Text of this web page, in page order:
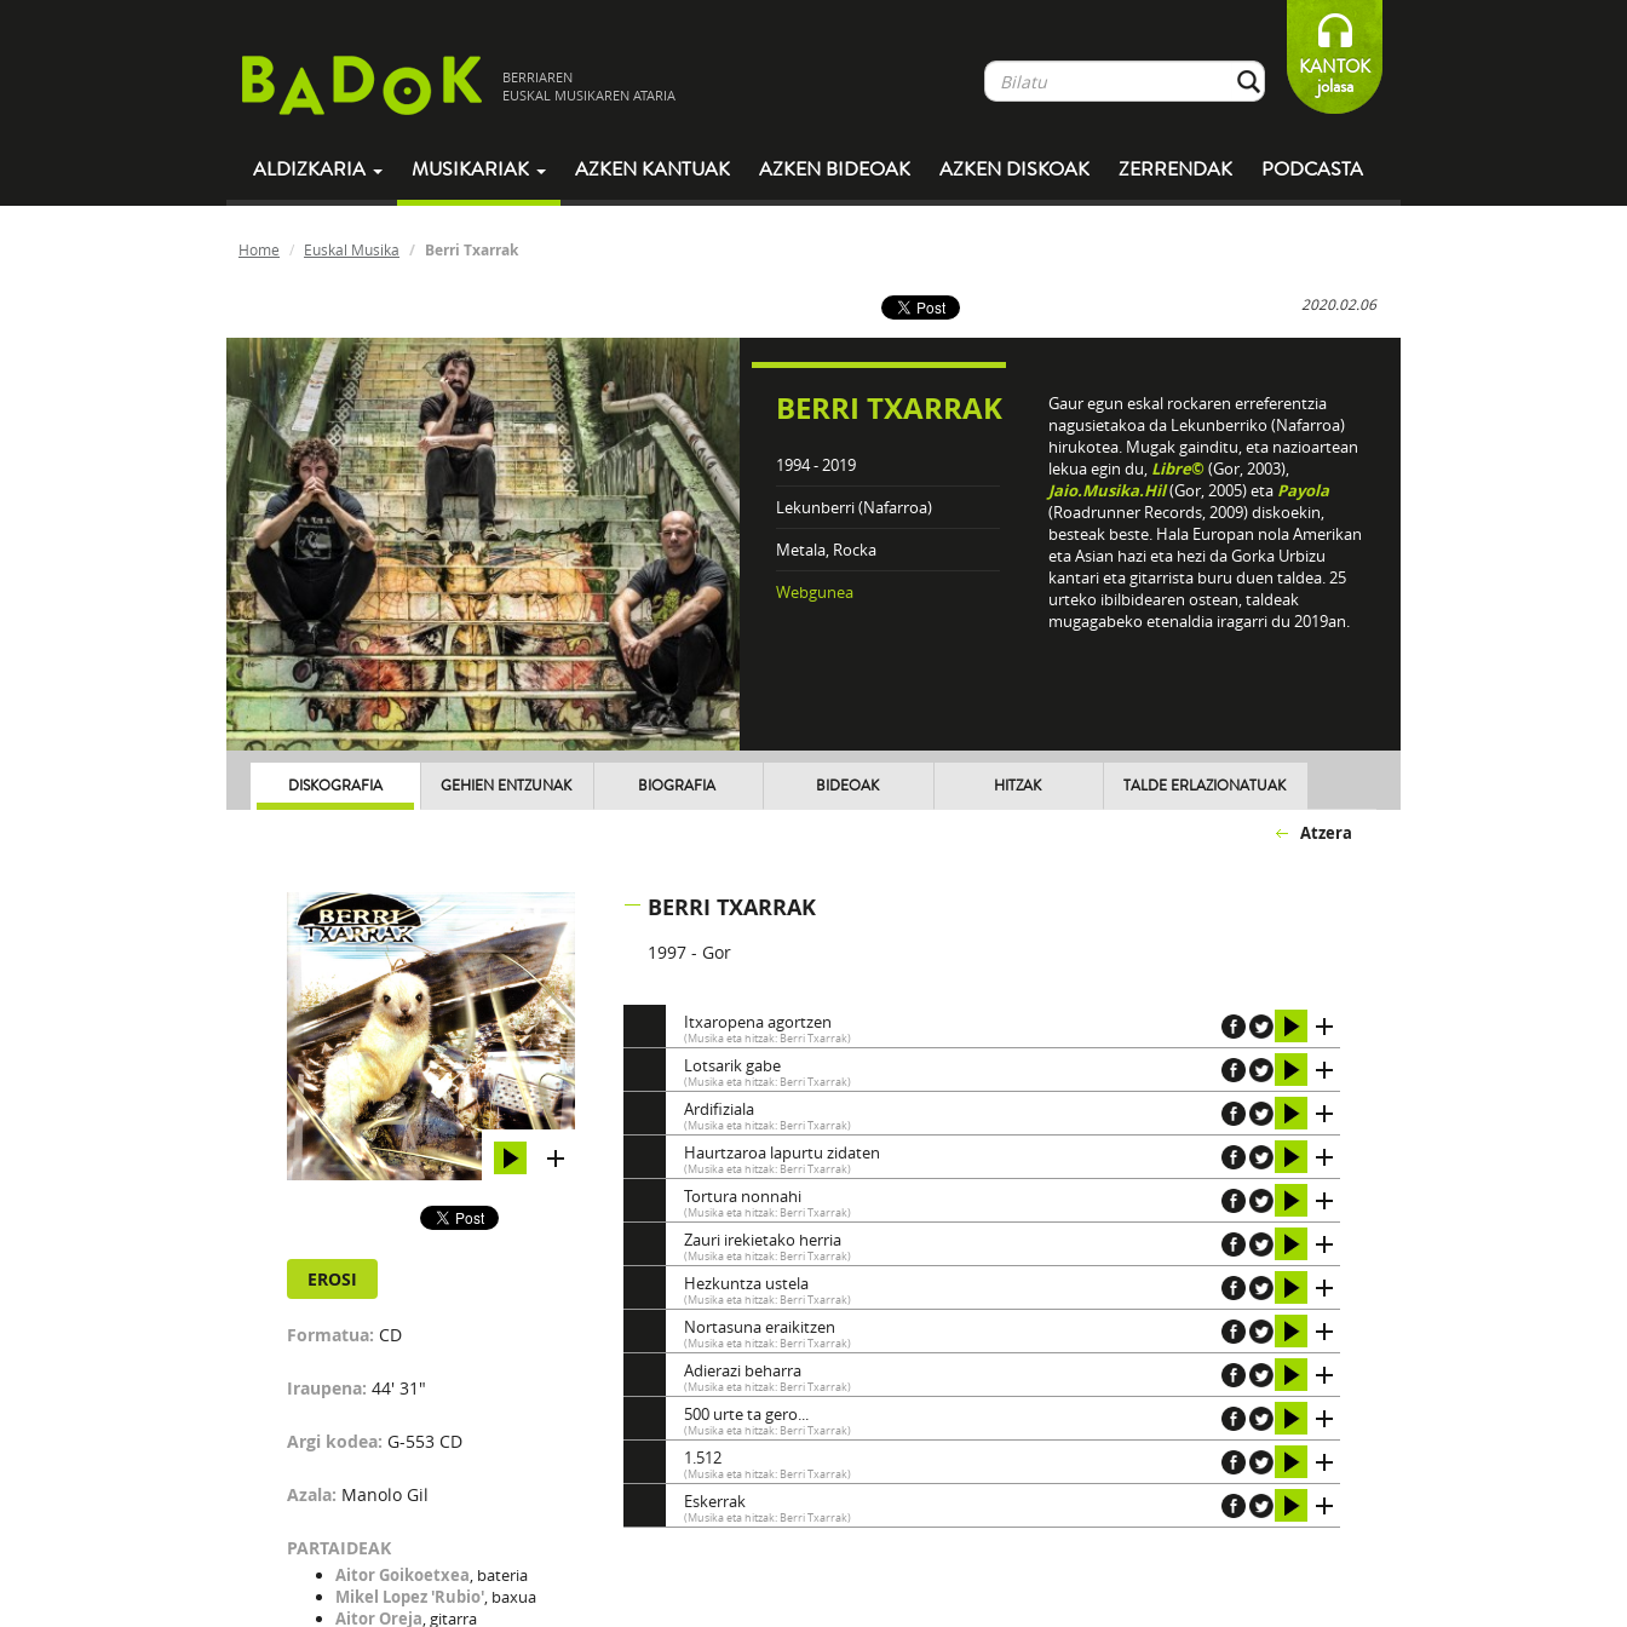
BERRIAREN
EUSKAL MUSIKAREN ATARIA
KANTOK
jolasa
ALDIZKARIA MUSIKARIAK AZKEN KANTUAK AZKEN BIDEOAK AZKEN DISKOAK ZERRENDAK PODCASTA
Home Euskal Musika Berri Txarrak
2020.02.06
BERRI TXARRAK
1994 - 2019
Lekunberri (Nafarroa)
Metala, Rocka
Webgunea
Gaur egun eskal rockaren erreferentzia
nagusietakoa da Lekunberriko (Nafarroa)
hirukotea. Mugak gainditu, eta nazioartean
lekua egin du, Libre© (Gor, 2003),
Jaio.Musika.Hil(Gor, 2005) eta Payola
(Roadrunner Records, 2009) diskoekin,
besteak beste. Hala Europan nola Amerikan
eta Asian hazi eta hezi da Gorka Urbizu
kantari eta gitarrista buru duen taldea. 25
urteko ibilbidearen ostean, taldeak
mugagabeko etenaldia iragarri du 2019an.
DISKOGRAFIA GEHIEN ENTZUNAK BIOGRAFIA BIDEOAK HITZAK TALDE ERLAZIONATUAK
Atzera
EROSI
Formatua: CD
Iraupena: 44' 31"
Argi kodea: G-553 CD
Azala: Manolo Gil
PARTAIDEAK
Aitor Goikoetxea, bateria
Mikel Lopez 'Rubio', baxua
Aitor Oreja, gitarra
BERRI TXARRAK
1997 - Gor
Itxaropena agortzen
(Musika eta hitzak: Berri Txarrak)
Lotsarik gabe
(Musika eta hitzak: Berri Txarrak)
Ardifiziala
(Musika eta hitzak: Berri Txarrak)
Haurtzaroa lapurtu zidaten
(Musika eta hitzak: Berri Txarrak)
Tortura nonnahi
(Musika eta hitzak: Berri Txarrak)
Zauri irekietako herria
(Musika eta hitzak: Berri Txarrak)
Hezkuntza ustela
(Musika eta hitzak: Berri Txarrak)
Nortasuna eraikitzen
(Musika eta hitzak: Berri Txarrak)
Adierazi beharra
(Musika eta hitzak: Berri Txarrak)
500 urte ta gero...
(Musika eta hitzak: Berri Txarrak)
1.512
(Musika eta hitzak: Berri Txarrak)
Eskerrak
(Musika eta hitzak: Berri Txarrak)